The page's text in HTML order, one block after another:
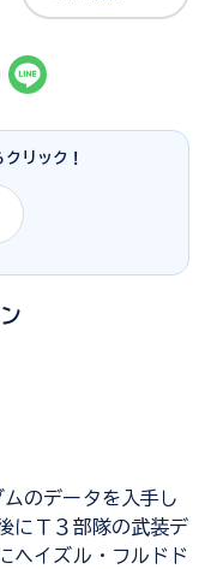
リック！
のデータを入手し
にＴ３部隊の武装デ
ヘイズル・フルドド